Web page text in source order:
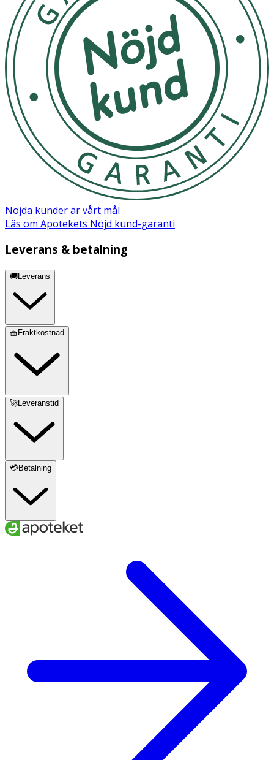
Nöjda kunder är vårt mål
Läs om Apotekets Nöjd kund-garanti
Leverans & betalning
🚚Leverans
🧺Fraktkostnad
🚀Leveranstid
💳Betalning